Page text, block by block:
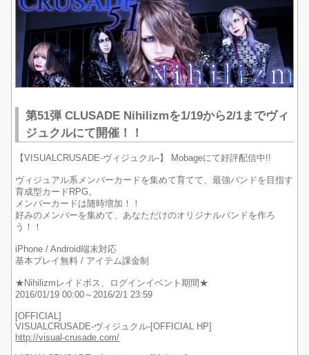
第51弾 CLUSADE Nihilizmを1/19から2/1までヴィ
ジュクルにて開催！！
【VISUALCRUSADE-ヴィジュクル-】 Mobageにて好評配信中!!
ヴィジュアル系メンバーカードを集めて育てて、最強バンドを目指す
育成型カードRPG。
メンバーカードは随時増加！！
好みのメンバーを集めて、あなただけのオリジナルバンドを作ろ
う！！
iPhone / Android端末対応
基本プレイ無料 / アイテム課金制
★Nihilizmレイドボス、ログインイベント期間★
2016/01/19 00:00～2016/2/1 23:59
[OFFICIAL]
VISUALCRUSADE-ヴィジュクル-[OFFICIAL HP]
http://visual-crusade.com/